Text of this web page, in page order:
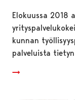
Elokuussa 2018
kunnan
palveluista